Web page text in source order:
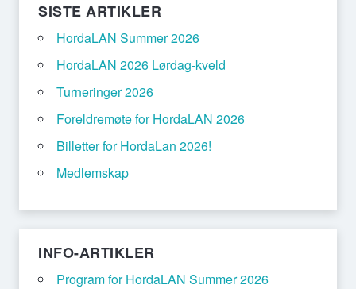
SISTE ARTIKLER
HordaLAN Summer 2026
HordaLAN 2026 Lørdag-kveld
Turneringer 2026
Foreldremøte for HordaLAN 2026
Billetter for HordaLan 2026!
Medlemskap
INFO-ARTIKLER
Program for HordaLAN Summer 2026